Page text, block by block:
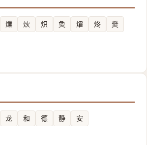
㸁 炏 炽 烉 㸌 炵
燓
龙 和 德 静 安